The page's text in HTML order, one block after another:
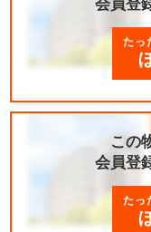
会員登
たっ
この
会員登
たっ